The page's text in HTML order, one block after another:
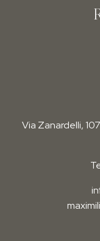
Via Zanardelli,